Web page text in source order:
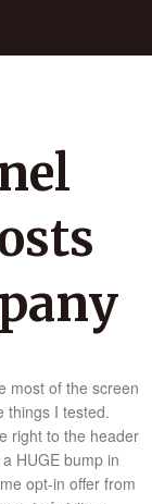
most of the screen
things I tested.
right to the header
HUGE bump in
opt-in offer from